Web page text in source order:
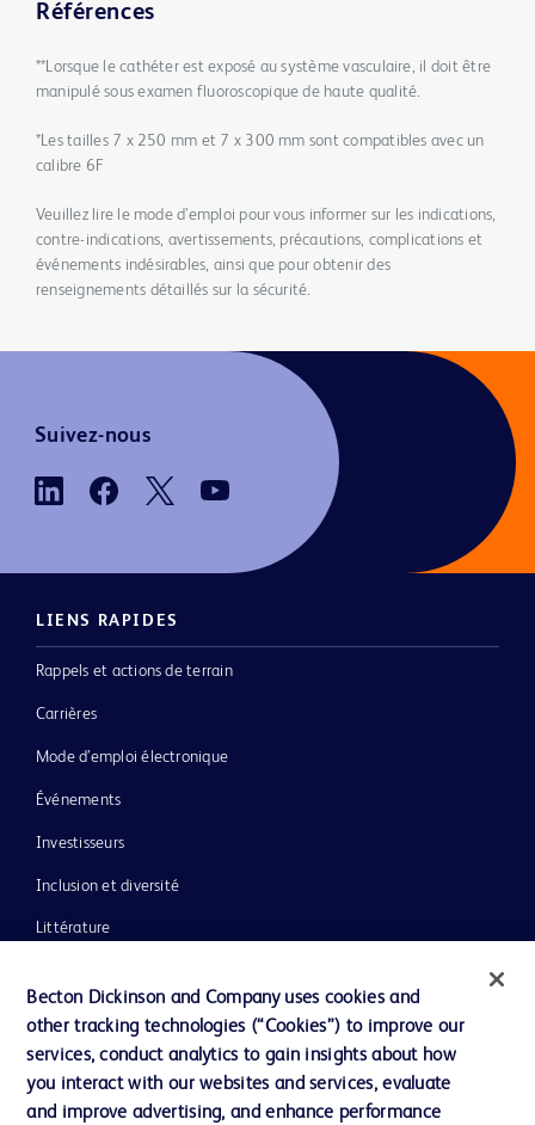
Références
**Lorsque le cathéter est exposé au système vasculaire, il doit être
manipulé sous examen fluoroscopique de haute qualité.
*Les tailles 7 x 250 mm et 7 x 300 mm sont compatibles avec un
calibre 6F
Veuillez lire le mode d’emploi pour vous informer sur les indications,
contre-indications, avertissements, précautions, complications et
événements indésirables, ainsi que pour obtenir des
renseignements détaillés sur la sécurité.
Suivez-nous
LIENS RAPIDES
Rappels et actions de terrain
Carrières
Mode d’emploi électronique
Événements
Investisseurs
Inclusion et diversité
Littérature
Notre entreprise
Éthique et conformité
Assistance
Becton Dickinson and Company uses cookies and
other tracking technologies (“Cookies”) to improve our
services, conduct analytics to gain insights about how
you interact with our websites and services, evaluate
and improve advertising, and enhance performance